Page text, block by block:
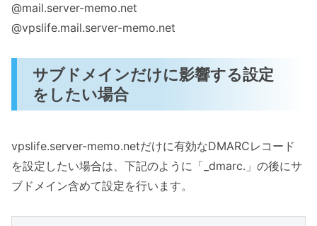
@mail.server-memo.net
@vpslife.mail.server-memo.net
サブドメインだけに影響する設定
をしたい場合
vpslife.server-memo.netだけに有効なDMARCレコード
を設定したい場合は、下記のように「_dmarc.」の後にサ
ブドメイン含めて設定を行います。